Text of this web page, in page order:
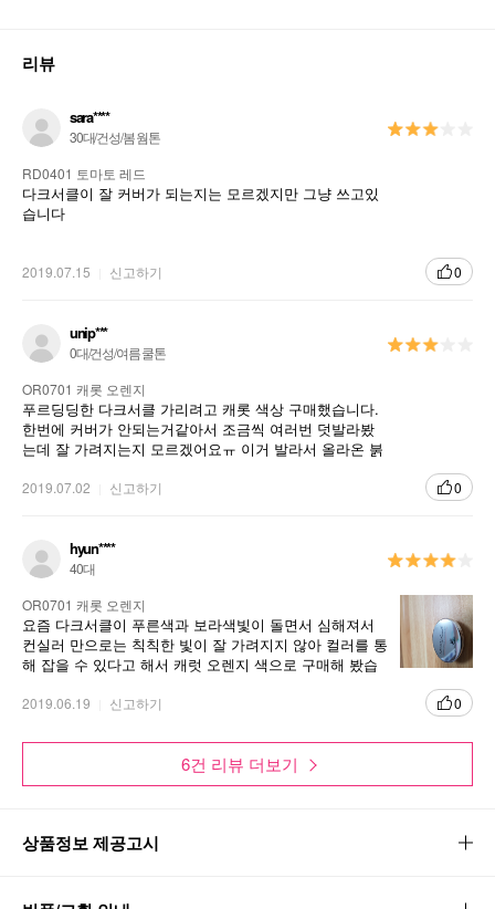
리뷰
sara****
30대/건성/봄 웜톤
RD0401 토마토 레드
다크서클이 잘 커버가 되는지는 모르겠지만 그냥 쓰고있
습니다
2019.07.15 신고하기 0
unip***
0대/건성/여름 쿨톤
OR0701 캐롯 오렌지
푸르딩딩한 다크서클 가리려고 캐롯 색상 구매했습니다.
한번에 커버가 안되는거같아서 조금씩 여러번 덧발라봤
는데 잘 가려지는지 모르겠어요ㅠ 이거 발라서 올라온 붉
서 가려지는 느낌이고...
2019.07.02 신고하기 0
hyun****
40대
OR0701 캐롯 오렌지
요즘 다크서클이 푸른색과 보라색빛이 돌면서 심해져서
컨실러 만으로는 칙칙한 빛이 잘 가려지지 않아 컬러를 통
해 잡을 수 있다고 해서 캐럿 오렌지 색으로 구매해 봤습
괜찮은 것 같아요.
2019.06.19 신고하기 0
6건 리뷰 더보기
상품정보 제공고시